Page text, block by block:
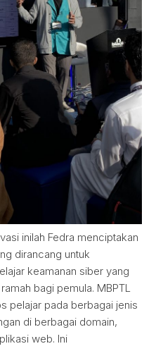
inilah Fedra menciptakan
dirancang untuk
keamanan siber yang
bagi pemula. MBPTL
pelajar pada berbagai jenis
di berbagai domain,
web. Ini